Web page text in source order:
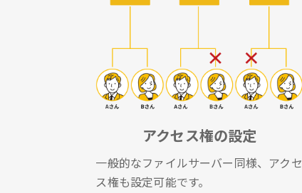
アクセス権の設定
一般的なファイルサーバー同様、アクセ
ス権も設定可能です。